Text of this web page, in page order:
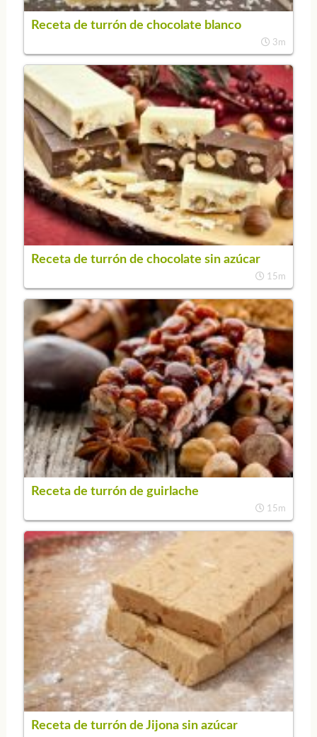
Receta de turrón de chocolate blanco
3m
Receta de turrón de chocolate sin azúcar
15m
Receta de turrón de guirlache
15m
Receta de turrón de Jijona sin azúcar